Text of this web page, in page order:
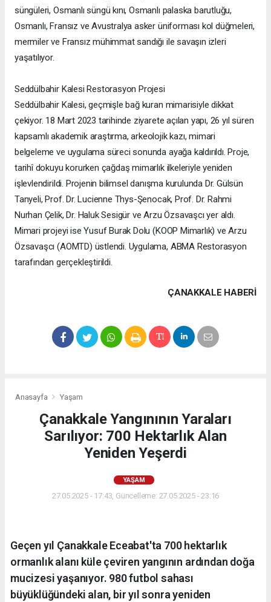
süngüleri, Osmanlı süngü kını, Osmanlı palaska barutluğu,
Osmanlı, Fransız ve Avustralya asker üniforması kol düğmeleri,
mermiler ve Fransız mühimmat sandığı ile savaşın izleri
yaşatılıyor.
Seddülbahir Kalesi Restorasyon Projesi
Seddülbahir Kalesi, geçmişle bağ kuran mimarisiyle dikkat
çekiyor. 18 Mart 2023 tarihinde ziyarete açılan yapı, 26 yıl süren
kapsamlı akademik araştırma, arkeolojik kazı, mimari
belgeleme ve uygulama süreci sonunda ayağa kaldırıldı. Proje,
tarihî dokuyu korurken çağdaş mimarlık ilkeleriyle yeniden
işlevlendirildi. Projenin bilimsel danışma kurulunda Dr. Gülsün
Tanyeli, Prof. Dr. Lucienne Thys-Şenocak, Prof. Dr. Rahmi
Nurhan Çelik, Dr. Haluk Sesigür ve Arzu Özsavaşcı yer aldı.
Mimari projeyi ise Yusuf Burak Dolu (KOOP Mimarlık) ve Arzu
Özsavaşcı (AOMTD) üstlendi. Uygulama, ABMA Restorasyon
tarafından gerçekleştirildi.
ÇANAKKALE HABERİ
Anasayfa Yaşam
Çanakkale Yangınının Yaraları
Sarılıyor: 700 Hektarlık Alan
Yeniden Yeşerdi
YAŞAM
27.05.2025 - 17:43, Güncelleme: 27.05.2025 - 23:16
Geçen yıl Çanakkale Eceabat'ta 700 hektarlık
ormanlık alanı küle çeviren yangının ardından doğa
mucizesi yaşanıyor. 980 futbol sahası
büyüklüğündeki alan, bir yıl sonra yeniden